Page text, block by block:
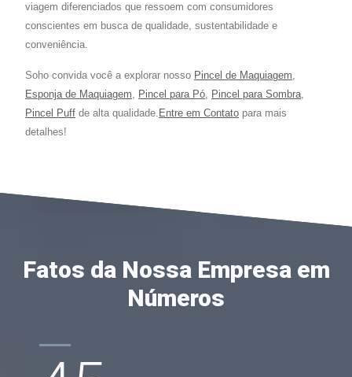
viagem diferenciados que ressoem com consumidores
conscientes em busca de qualidade, sustentabilidade e
conveniência.
Soho convida você a explorar nosso Pincel de Maquiagem,
Esponja de Maquiagem, Pincel para Pó, Pincel para Sombra,
Pincel Puff de alta qualidade. Entre em Contato para mais
detalhes!
Fatos da Nossa Empresa em
Números